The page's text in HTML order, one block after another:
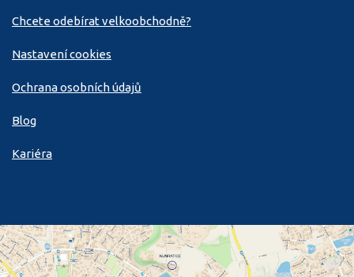
Chcete odebírat velkoobchodně?
Nastavení cookies
Ochrana osobních údajů
Blog
Kariéra